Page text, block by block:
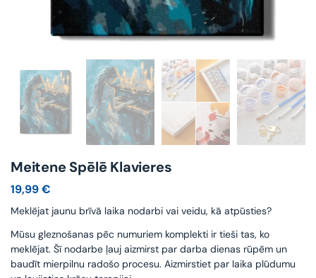
Meitene Spēlē Klavieres
19,99€
Meklējat jaunu brīvā laika nodarbi vai veidu, kā atpūsties?
Mūsu gleznošanas pēc numuriem komplekti ir tieši tas, ko
meklējat. Šī nodarbe ļauj aizmirst par darba dienas rūpēm un
baudīt mierpilnu radošo procesu. Aizmirstiet par laika plūdumu